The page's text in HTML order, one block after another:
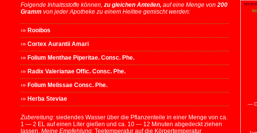
Folgende Inhaltsstoffe können, zu gleichen Anteilen, auf eine Menge von200
Gramm von jeder Apotheke zu einem Heiltee gemischt werden:
›» Rooibos
›» Cortex Aurantii Amari
›» Folium Menthae Piperitae. Consc. Phe.
›» Radix Valerianae Offic. Consc. Phe.
›» Folium Melissae Consc. Phe.
›» Herba Steviae
Zubereitung: siedendes Wasser über die Pflanzenteile in einer Menge von ca.
1 — 2 EL auf einen Liter gießen und ca. 10 — 12 Minuten abgedeckt ziehen
lassen. Meine Empfehlung: Teetemperatur auf die Körpertemperatur
—